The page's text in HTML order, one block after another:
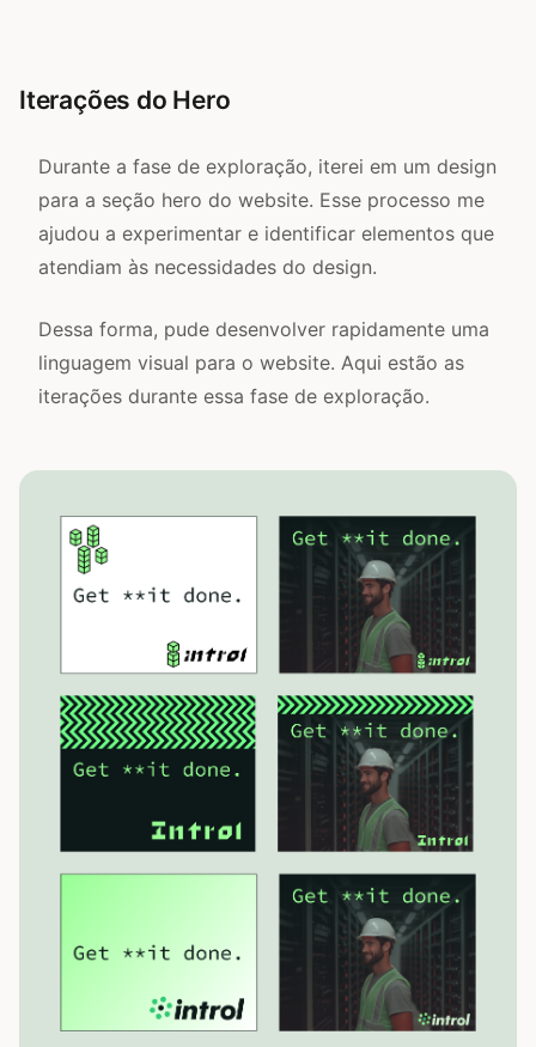
Iterações do Hero
Durante a fase de exploração, iterei em um design
para a seção hero do website. Esse processo me
ajudou a experimentar e identificar elementos que
atendiam às necessidades do design.
Dessa forma, pude desenvolver rapidamente uma
linguagem visual para o website. Aqui estão as
iterações durante essa fase de exploração.